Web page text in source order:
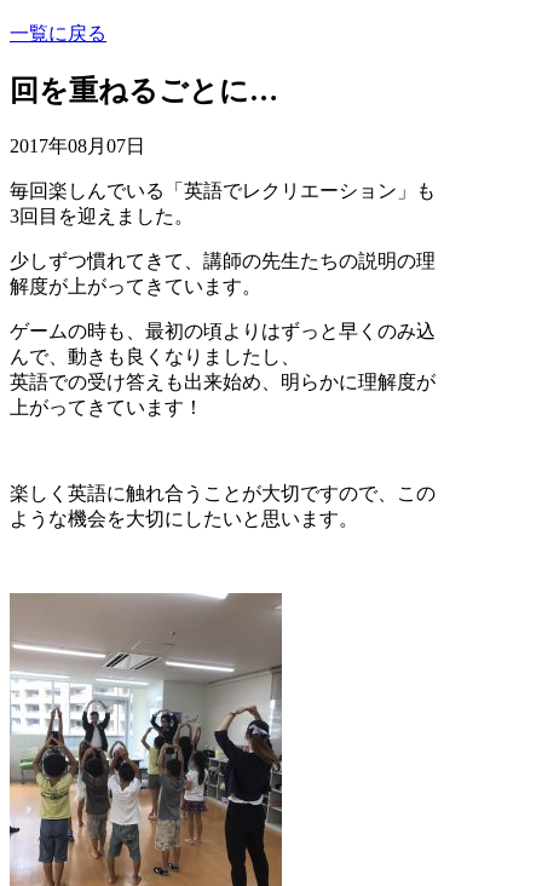
一覧に戻る
回を重ねるごとに…
2017年08月07日
毎回楽しんでいる「英語でレクリエーション」も
3回目を迎えました。
少しずつ慣れてきて、講師の先生たちの説明の理
解度が上がってきています。
ゲームの時も、最初の頃よりはずっと早くのみ込
んで、動きも良くなりましたし、
英語での受け答えも出来始め、明らかに理解度が
上がってきています！
楽しく英語に触れ合うことが大切ですので、この
ような機会を大切にしたいと思います。